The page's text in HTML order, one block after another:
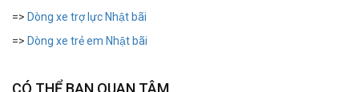
=> Dòng xe trợ lực Nhật bãi
=> Dòng xe trẻ em Nhật bãi
CÓ THỂ BẠN QUAN TÂM